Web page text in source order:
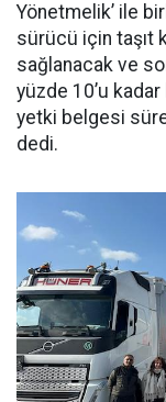
Yönetmelik’ ile
sürücü için taşıt
sağlanacak ve
yüzde 10’u
yetki belgesi
dedi.